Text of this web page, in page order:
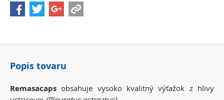
Popis tovaru
Remasacaps obsahuje vysoko kvalitný výťažok z hlivy